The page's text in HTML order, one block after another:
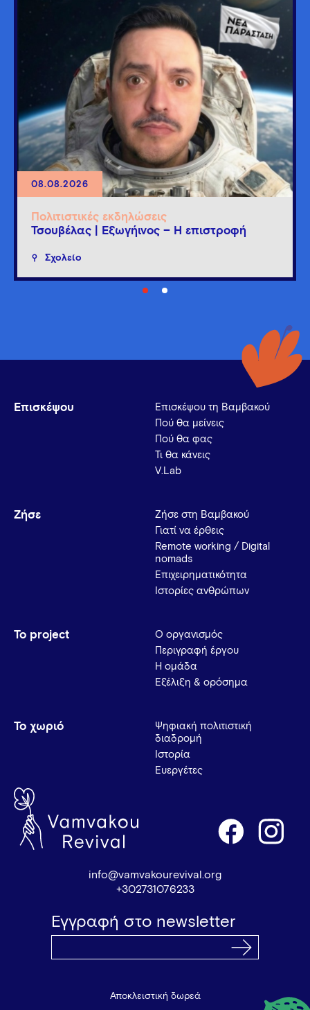
08.08.2026
Πολιτιστικές εκδηλώσεις
Τσουβέλας | Εξωγήινος – Η επιστροφή
Σχολείο
Επισκέψου
Επισκέψου τη Βαμβακού
Πού θα μείνεις
Πού θα φας
Τι θα κάνεις
V.Lab
Ζήσε
Ζήσε στη Βαμβακού
Γιατί να έρθεις
Remote working / Digital
nomads
Επιχειρηματικότητα
Ιστορίες ανθρώπων
Το project
Ο οργανισμός
Περιγραφή έργου
Η ομάδα
Εξέλιξη & ορόσημα
Το χωριό
Ψηφιακή πολιτιστική
διαδρομή
Ιστορία
Ευεργέτες
info@vamvakourevival.org
+302731076233
Εγγραφή στο newsletter
Αποκλειστική δωρεά